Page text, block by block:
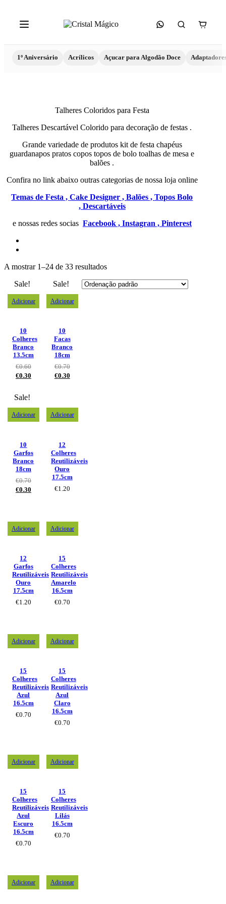
1º Aniversário Acrílicos Açucar para Algodão Doce
Talheres Coloridos para Festa
Talheres Descartável Colorido para decoração de festas .
Grande variedade de produtos kit de festa chapéus
guardanapos pratos copos topos de bolo toalhas de mesa e
balões .
Confira no link abaixo outras categorias de nossa loja online
Temas de Festa ,Cake Designer ,Balões ,Topos Bolo
, Descartáveis
e nossas redes socias Facebook , Instagran , Pinterest
A mostrar 1–24 de 33 resultados
Sale!
Adicionar
10
Colheres
Branco
13.5cm
€0.60
€0.30
Sale!
Adicionar
10
Facas
Branco
18cm
€0.70
€0.30
Sale!
Adicionar
10
Garfos
Branco
18cm
€0.70
€0.30
Adicionar
12
Colheres
Reutilizáveis
Ouro
17.5cm
€1.20
Adicionar
12
Garfos
Reutilizáveis
Ouro
17.5cm
€1.20
Adicionar
15
Colheres
Reutilizáveis
Amarelo
16.5cm
€0.70
Adicionar
15
Colheres
Reutilizáveis
Azul
16.5cm
€0.70
Adicionar
15
Colheres
Reutilizáveis
Azul
Claro
16.5cm
€0.70
Adicionar
15
Colheres
Reutilizáveis
Azul
Escuro
16.5cm
€0.70
Adicionar
15
Colheres
Reutilizáveis
Lilás
16.5cm
€0.70
Adicionar Adicionar